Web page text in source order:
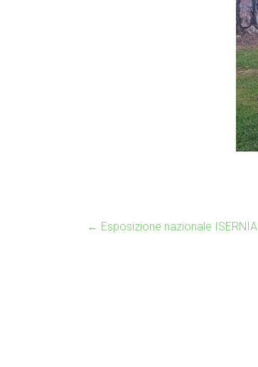
← Esposizione nazionale ISERNIA